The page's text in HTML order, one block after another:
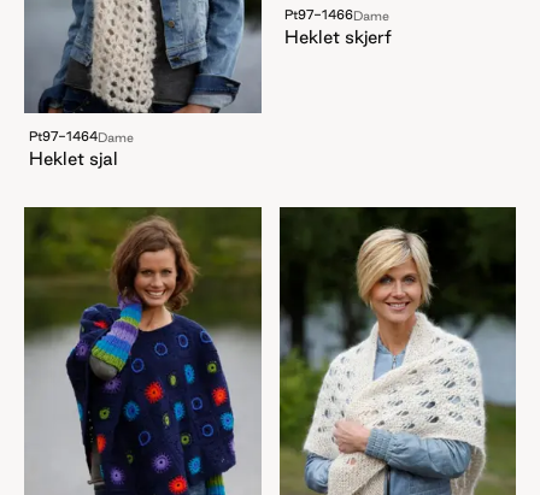
Pt97-1464Dame
Heklet sjal
Pt97-1466Dame
Heklet skjerf